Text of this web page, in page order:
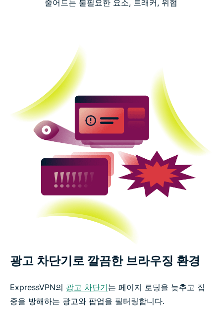
줄어드는 불필요한 요소, 트래커, 위협
광고 차단기로 깔끔한 브라우징 환경
ExpressVPN의 광고 차단기는 페이지 로딩을 늦추고 집
중을 방해하는 광고와 팝업을 필터링합니다.